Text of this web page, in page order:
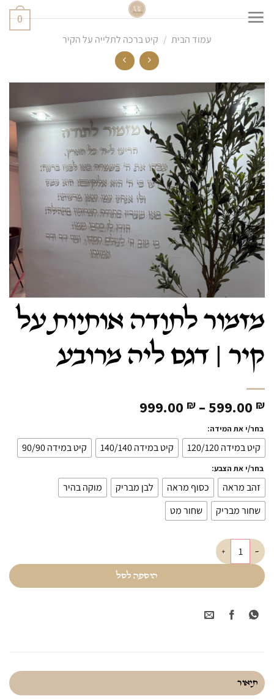
0
עמוד הבית / קיט ברכה לתלייה על הקיר
מזמור לתודה אותיות על
קיר | דגם ליה מרובע
599.00 ₪
–
999.00 ₪
עד
בחר/י את המידה:
קיט במידה 120/120 קיט במידה 140/140 קיט במידה 90/90
בחר/י את הצבע:
זהב מראה כסוף מראה לבן מבריק
מוקה בהיר
שחור מבריק
שחור מט
כמות של מזמור לתודה אותיות על קיר | דגם ליה מרובע
הוספה לסל
תיאור